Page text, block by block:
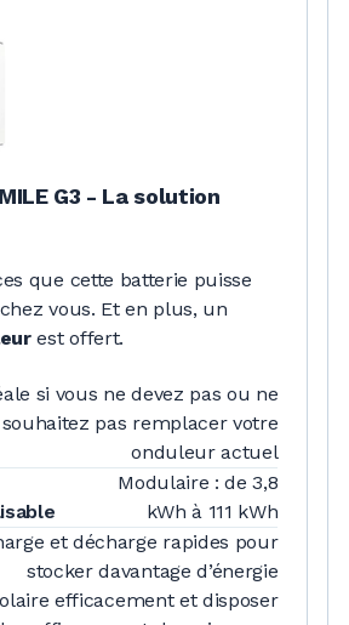
G3 - La solution
que cette batterie puisse
vous. Et en plus, un
est offert.
si vous ne devez pas ou ne
souhaitez pas remplacer votre
onduleur actuel
Modulaire : de 3,8
kWh à 111 kWh
et décharge rapides pour
stocker davantage d’énergie
efficacement et disposer